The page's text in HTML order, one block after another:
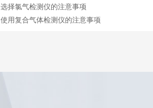
选择氯气检测仪的注意事项
使用复合气体检测仪的注意事项